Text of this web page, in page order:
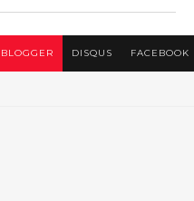
BLOGGER DISQUS FACEBOOK